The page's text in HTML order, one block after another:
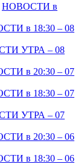
НОВОСТИ в
в 18:30 – 08
УТРА – 08
в 20:30 – 07
в 18:30 – 07
УТРА – 07
в 20:30 – 06
в 18:30 – 06